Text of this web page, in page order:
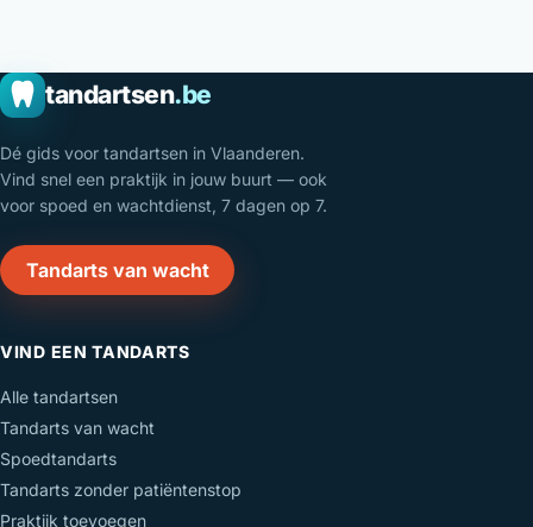
tandartsen.be
Dé gids voor tandartsen in Vlaanderen.
Vind snel een praktijk in jouw buurt — ook
voor spoed en wachtdienst, 7 dagen op 7.
Tandarts van wacht
VIND EEN TANDARTS
Alle tandartsen
Tandarts van wacht
Spoedtandarts
Tandarts zonder patiëntenstop
Praktijk toevoegen